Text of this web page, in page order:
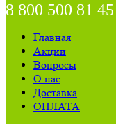
8 800 500 81 45
Главная
Акции
Вопросы
О нас
Доставка
ОПЛАТА